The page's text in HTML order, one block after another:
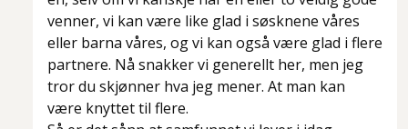
venner, vi kan være like glad i søsknene våres
eller barna våres, og vi kan også være glad i flere
partnere. Nå snakker vi generellt her, men jeg
tror du skjønner hva jeg mener. At man kan
være knyttet til flere.